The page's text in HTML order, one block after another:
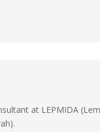
at LEPMIDA